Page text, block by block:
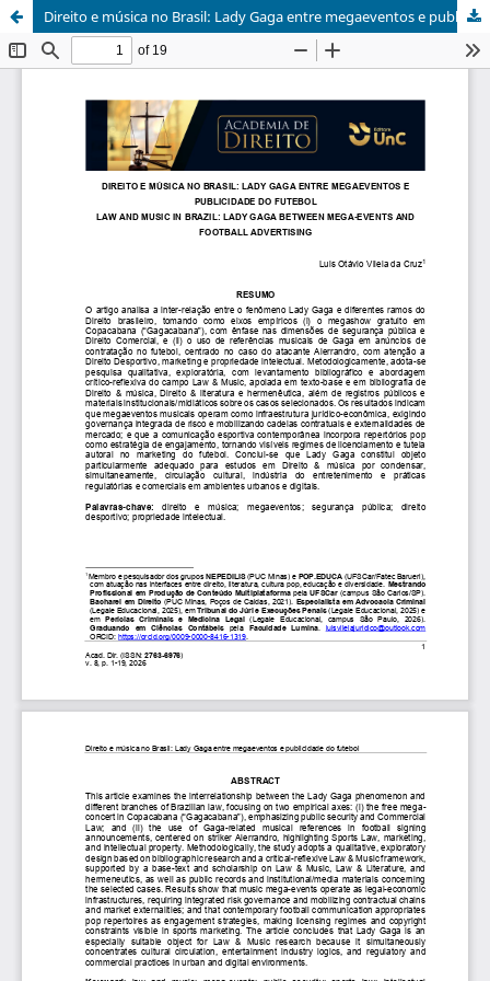
Direito e música no Brasil: Lady Gaga entre megaeventos e publicidade do futebol